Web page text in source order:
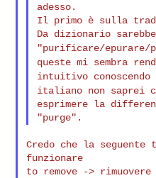
adesso.
Il primo è sulla
Da dizionario sarebbe
"purificare/epurare/
queste mi sembra
intuitivo
italiano non saprei
esprimere la
Credo che la seguente
funzionare
to remove -> rimuovere